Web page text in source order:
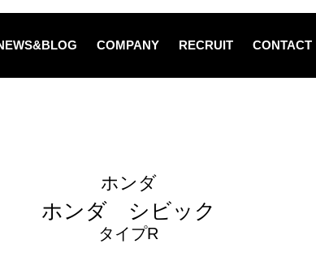
COMPANY RECRUIT CONTACT
ホンダ
ホンダ シビック
タイプR